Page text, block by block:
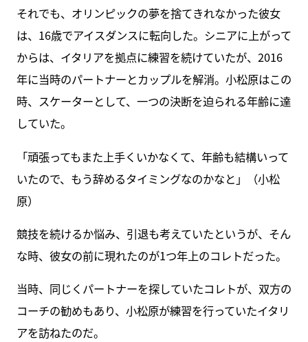
それでも、オリンピックの夢を捨てきれなかった彼女
は、16歳でアイスダンスに転向した。シニアに上がって
からは、イタリアを拠点に練習を続けていたが、2016
年に当時のパートナーとカップルを解消。小松原はこの
時、スケーターとして、一つの決断を迫られる年齢に達
していた。
「頑張ってもまた上手くいかなくて、年齢も結構いって
いたので、もう辞めるタイミングなのかなと」（小松
原）
競技を続けるか悩み、引退も考えていたというが、そん
な時、彼女の前に現れたのが1つ年上のコレトだった。
当時、同じくパートナーを探していたコレトが、双方の
コーチの勧めもあり、小松原が練習を行っていたイタリ
アを訪ねたのだ。